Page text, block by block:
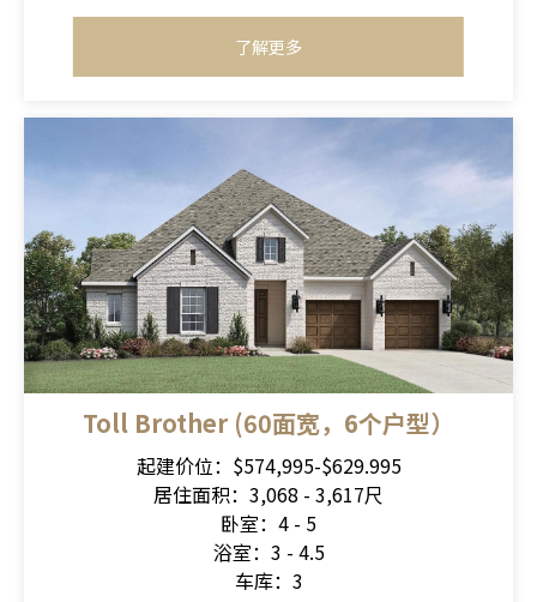
了解更多
Toll Brother (60面宽，6个户型）
起建价位：$574,995-$629.995
居住面积：3,068 - 3,617尺
卧室：4 - 5
浴室：3 - 4.5
车库：3